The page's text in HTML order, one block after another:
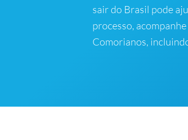
sair do Brasil pode
processo,
Comorianos,